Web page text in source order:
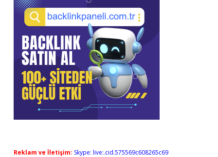
Reklam ve İletişim: Skype: live:.cid.575569c608265c69